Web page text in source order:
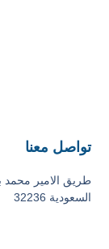
تواصل معنا
طريق الامير محمد
السعودية 32236